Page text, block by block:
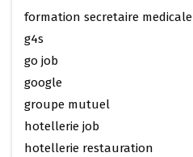
formation secretaire medicale
g4s
go job
google
groupe mutuel
hotellerie job
hotellerie restauration